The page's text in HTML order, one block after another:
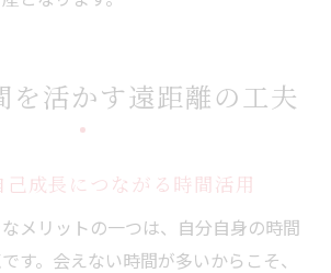
を活かす遠距離の工夫
成長につながる時間活用
メリットの一つは、自分自身の時間
す。会えない時間が多いからこそ、